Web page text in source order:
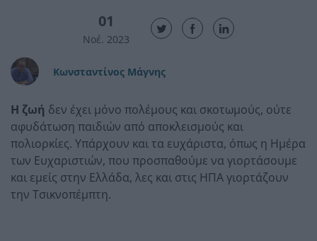
01
Νοέ. 2023
Κωνσταντίνος Μάγνης
Η ζωή δεν έχει μόνο πολέμους και σκοτωμούς, ούτε
αφυδάτωση παιδιών από αποκλεισμούς και
πολιορκίες. Υπάρχουν και τα ευχάριστα, όπως η Ημέρα
των Ευχαριστιών, που προσπαθούμε να γιορτάσουμε
και εμείς στην Ελλάδα, λες και στις ΗΠΑ γιορτάζουν
την Τσικνοπέμπτη.